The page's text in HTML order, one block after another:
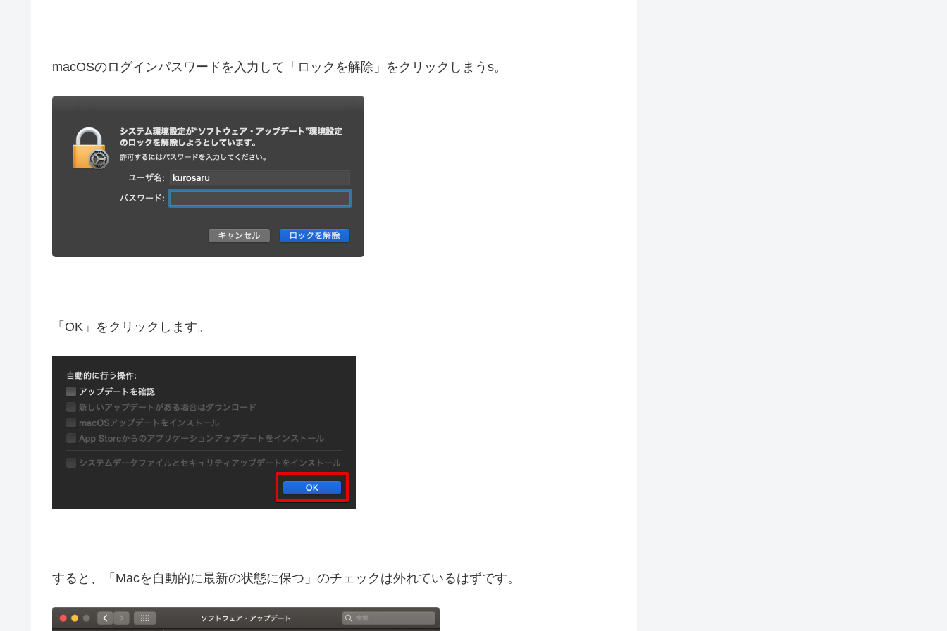
macOSのログインパスワードを入力して「ロックを解除」をクリックしまうs。
「OK」をクリックします。
すると、「Macを自動的に最新の状態に保つ」のチェックは外れているはずです。